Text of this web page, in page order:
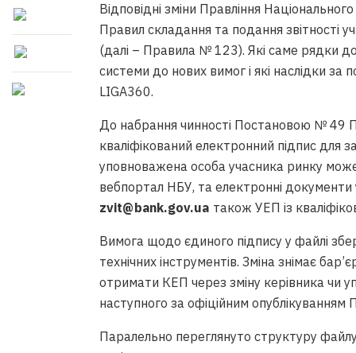
Відповідні зміни Правління
Правил складання та подання звітності
(далі – Правила № 123). Які саме рядки
системи до нових вимог і які наслідки за
LIGA360.
До набрання чинності Постановою № 49
кваліфікований електронний підпис для
уповноважена особа учасника ринку
вебпортал НБУ, та електронні
zvit@bank.gov.ua також УЕП із
Вимога щодо єдиного підпису у файлі
технічних інструментів. Зміна знімає
отримати КЕП через зміну керівника чи
наступного за офіційним
Паралельно переглянуто структуру